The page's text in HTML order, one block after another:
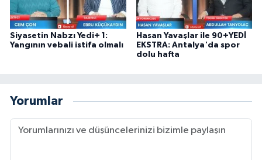
Siyasetin Nabzı Yedi+ 1:
Yangının vebali istifa olmalı
Hasan Yavaşlar ile 90+YEDİ
EKSTRA: Antalya'da spor
dolu hafta
Yorumlar